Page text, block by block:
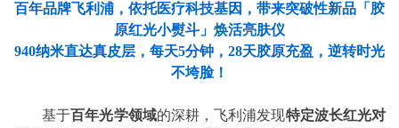
百年品牌飞利浦，依托医疗科技基因，带来突破性新品「胶
原红光小熨斗」焕活亮肤仪
940纳米直达真皮层，每天5分钟，28天胶原充盈，逆转时光
不垮脸！
基于百年光学领域的深耕，飞利浦发现特定波长红光对